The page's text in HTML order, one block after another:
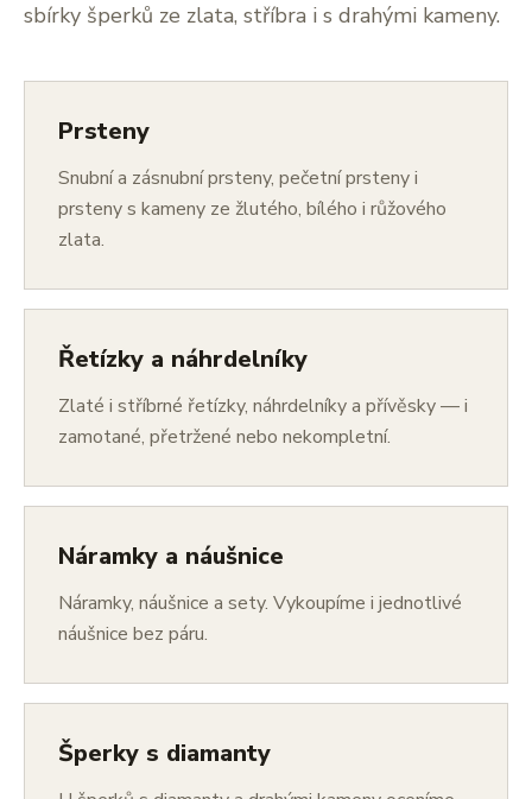
sbírky šperků ze zlata, stříbra i s drahými kameny.
Prsteny
Snubní a zásnubní prsteny, pečetní prsteny i
prsteny s kameny ze žlutého, bílého i růžového
zlata.
Řetízky a náhrdelníky
Zlaté i stříbrné řetízky, náhrdelníky a přívěsky — i
zamotané, přetržené nebo nekompletní.
Náramky a náušnice
Náramky, náušnice a sety. Vykoupíme i jednotlivé
náušnice bez páru.
Šperky s diamanty